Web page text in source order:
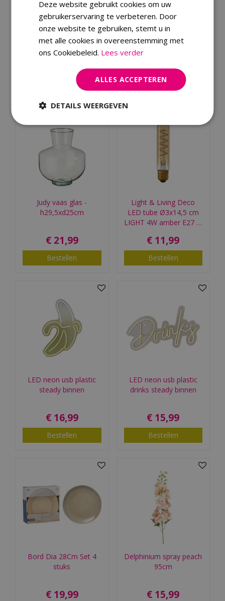
Decoratie buddha grijs -
Bestellen
Deurmat 40 x 60 cm
Bestellen
Judy vaas glas -
h29,5xd25cm
€ 21,99
Bestellen
Light & Living Deco
LED tube Ø3x14,5 cm
LIGHT 4W amber E27 …
€ 11,99
Bestellen
LED neon usb plastic
steady binnen
€ 16,99
Bestellen
LED neon usb plastic
drinks steady binnen
€ 15,99
Bestellen
Bord Dia 28Cm Set 4
stuks
€ 19,99
Delphinium spray peach
95cm
€ 15,99
Deze website gebruikt cookies om uw
gebruikerservaring te verbeteren. Door
onze website te gebruiken, stemt u in
met alle cookies in overeenstemming met
ons Cookiebeleid. Lees verder
ALLES ACCEPTEREN
DETAILS WEERGEVEN